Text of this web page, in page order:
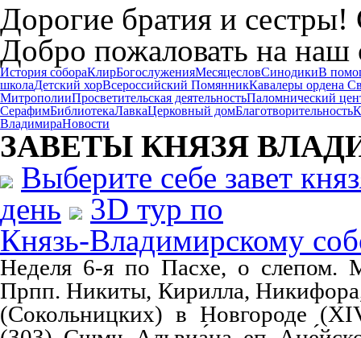
Дорогие братия и
Добро пожаловать на наш
История собораКлирБогослуженияМесяцесловСинодикиВ
школаДетский хорВсероссийский ПомянникКавалеры ордена
МитрополииПросветительская деятельностьПаломнический
СерафимБиблиотекаЛавкаЦерковный домБлаготворительность
ВладимираНовости
ЗАВЕТЫ КНЯЗЯ
Выберите себе завет
день
3D тур по
Князь-Владимирскому
Неделя 6-я по Пасхе, о слепом.
Прпп. Никиты, Кирилла,
(Сокольницких) в Новгороде